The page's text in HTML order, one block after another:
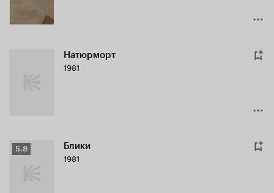
Натюрморт
1981
Рейтинг
5.8 Блики
1981